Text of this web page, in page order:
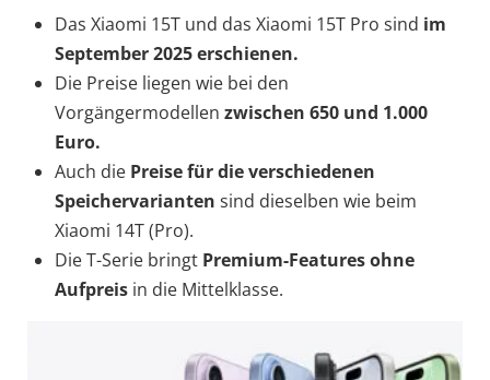
Das Xiaomi 15T und das Xiaomi 15T Pro sind im
September 2025 erschienen.
Die Preise liegen wie bei den
Vorgängermodellen zwischen 650 und 1.000
Euro.
Auch die Preise für die verschiedenen
Speichervarianten sind dieselben wie beim
Xiaomi 14T (Pro).
Die T-Serie bringt Premium-Features ohne
Aufpreis in die Mittelklasse.